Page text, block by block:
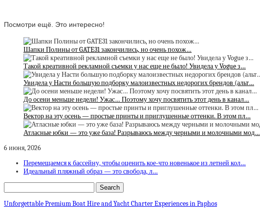
Посмотри ещё. Это интересно!
Шапки Полины от GATE31 закончились, но очень похож…
Такой креативной рекламной съемки у нас еще не было! Увидела у Vogue з…
Увидела у Насти большую подборку малоизвестных недорогих брендов (альт…
До осени меньше недели! Ужас… Поэтому хочу посвятить этот день в канал…
Вектор на эту осень — простые принты и приглушенные оттенки. В этом пл…
Атласные юбки — это уже база! Разрываюсь между черными и молочными мод…
6 июня, 2026
Перемещаемся к бассейну, чтобы оценить кое-что новенькое из летней кол…
Идеальный пляжный образ — это свобода, л…
Unforgettable Premium Boat Hire and Yacht Charter Experiences in Paphos